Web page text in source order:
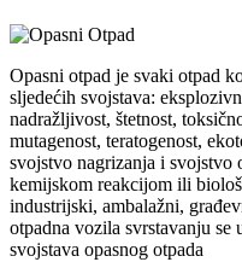
Opasni otpad je svaki otpad
sljedećih svojstava:
nadražljivost, štetnost,
mutagenost, teratogenost,
svojstvo nagrizanja i svojstvo
kemijskom reakcijom ili
industrijski, ambalažni,
otpadna vozila svrstavanju se
svojstava opasnog otpada